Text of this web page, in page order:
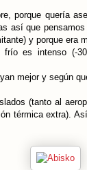
porque quería
así que
y porque era
es intenso (-
mejor y según
(tanto al
térmica extra).